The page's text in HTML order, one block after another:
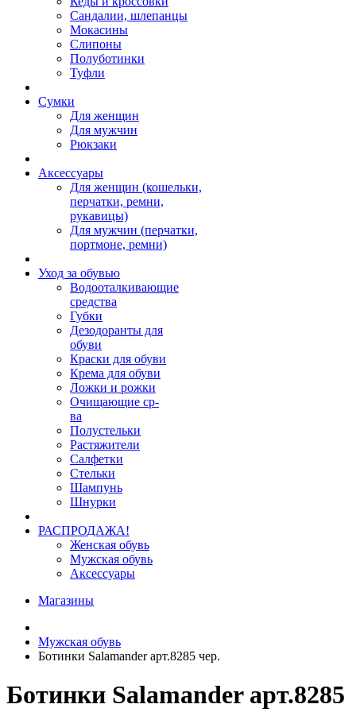
Сандалии, шлепанцы
Мокасины
Слипоны
Полуботинки
Туфли
Сумки
Для женщин
Для мужчин
Рюкзаки
Аксессуары
Для женщин (кошельки,
перчатки, ремни,
рукавицы)
Для мужчин (перчатки,
портмоне, ремни)
Уход за обувью
Водооталкивающие
средства
Губки
Дезодоранты для
обуви
Краски для обуви
Крема для обуви
Ложки и рожки
Очищающие ср-
ва
Полустельки
Растяжители
Салфетки
Стельки
Шампунь
Шнурки
РАСПРОДАЖА!
Женская обувь
Мужская обувь
Аксессуары
Магазины
Мужская обувь
Ботинки Salamander арт.8285 чер.
Ботинки Salamander арт.8285